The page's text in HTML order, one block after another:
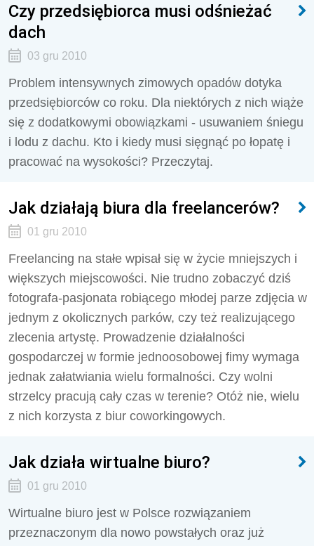
Czy przedsiębiorca musi odśnieżać
dach
03 gru 2010
Problem intensywnych zimowych opadów dotyka
przedsiębiorców co roku. Dla niektórych z nich wiąże
się z dodatkowymi obowiązkami - usuwaniem śniegu
i lodu z dachu. Kto i kiedy musi sięgnąć po łopatę i
pracować na wysokości? Przeczytaj.
Jak działają biura dla freelancerów?
01 gru 2010
Freelancing na stałe wpisał się w życie mniejszych i
większych miejscowości. Nie trudno zobaczyć dziś
fotografa-pasjonata robiącego młodej parze zdjęcia w
jednym z okolicznych parków, czy też realizującego
zlecenia artystę. Prowadzenie działalności
gospodarczej w formie jednoosobowej fimy wymaga
jednak załatwiania wielu formalności. Czy wolni
strzelcy pracują cały czas w terenie? Otóż nie, wielu
z nich korzysta z biur coworkingowych.
Jak działa wirtualne biuro?
01 gru 2010
Wirtualne biuro jest w Polsce rozwiązaniem
przeznaczonym dla nowo powstałych oraz już